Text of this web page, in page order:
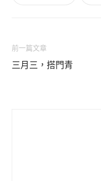
前一篇文章
三月三，搭門青